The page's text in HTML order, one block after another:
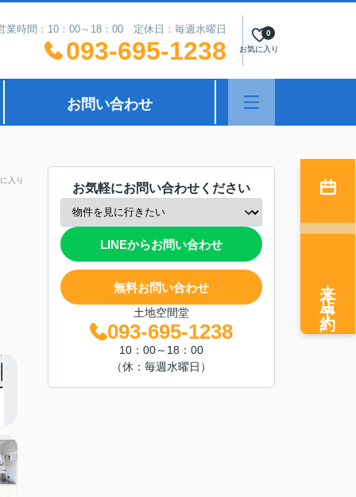
業時間：10：00～18：00 定休日：毎週水曜日
093-695-1238 お気に入り
0
お問い合わせ
入り
お気軽にお問い合わせください
LINEからお問い合わせ
無料お問い合わせ
土地空間堂
093-695-1238
10：00～18：00
（休：毎週水曜日）
来店予約